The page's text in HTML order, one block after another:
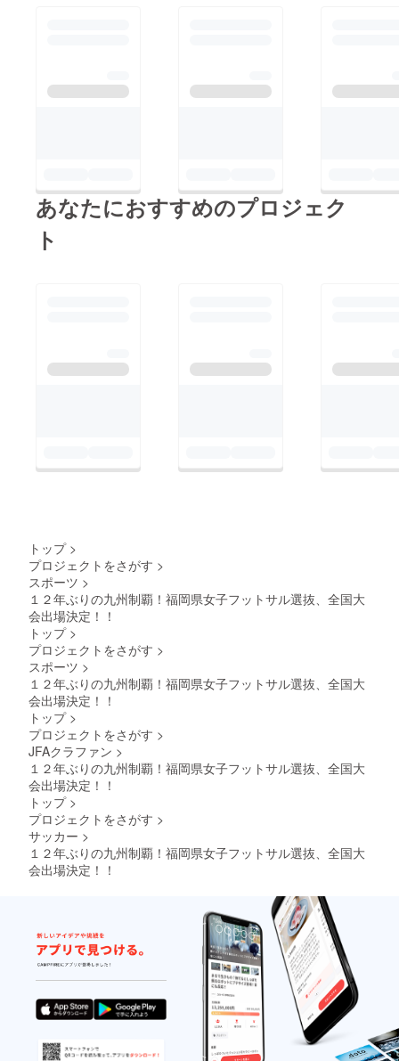
あなたにおすすめのプロジェク
ト
トップ >
プロジェクトをさがす >
スポーツ >
１２年ぶりの九州制覇！福岡県女子フットサル選抜、全国大
会出場決定！！
トップ >
プロジェクトをさがす >
スポーツ >
１２年ぶりの九州制覇！福岡県女子フットサル選抜、全国大
会出場決定！！
トップ >
プロジェクトをさがす >
JFAクラファン >
１２年ぶりの九州制覇！福岡県女子フットサル選抜、全国大
会出場決定！！
トップ >
プロジェクトをさがす >
サッカー >
１２年ぶりの九州制覇！福岡県女子フットサル選抜、全国大
会出場決定！！